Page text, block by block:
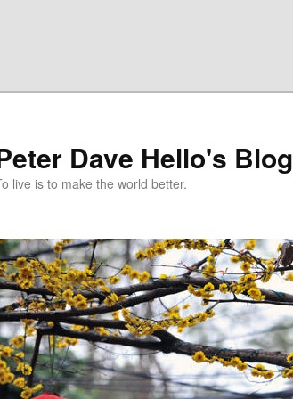
Dave Hello's Blog
live is to make the world better.